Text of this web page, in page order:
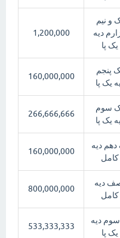
و نیم
دیه
یک پا
1,200,000
پنجم
یک پا
160,000,000
سوم
یک پا
266,666,666
دهم دیه
کامل
160,000,000
دیه
کامل
800,000,000
دیه
یک پا
533,333,333